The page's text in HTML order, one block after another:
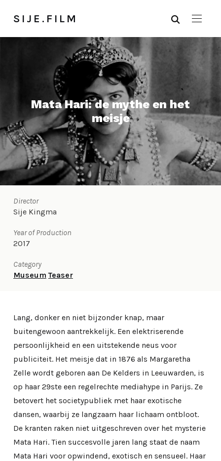
SIJE.FILM
Mata Hari: de mythe en het
meisje
Director
Sije Kingma
Year of Production
2017
Category
Museum Teaser
Lang, donker en niet bijzonder knap, maar
buitengewoon aantrekkelijk. Een elektriserende
persoonlijkheid en een uitstekende neus voor
publiciteit. Het meisje dat in 1876 als Margaretha
Zelle wordt geboren aan De Kelders in Leeuwarden, is
op haar 29ste een regelrechte mediahype in Parijs. Ze
betovert het societypubliek met haar exotische
dansen, waarbij ze langzaam haar lichaam ontbloot.
De kranten raken niet uitgeschreven over het mysterie
Mata Hari. Tien succesvolle jaren lang staat de naam
Mata Hari voor opwindend, exotisch en sensueel. Haar